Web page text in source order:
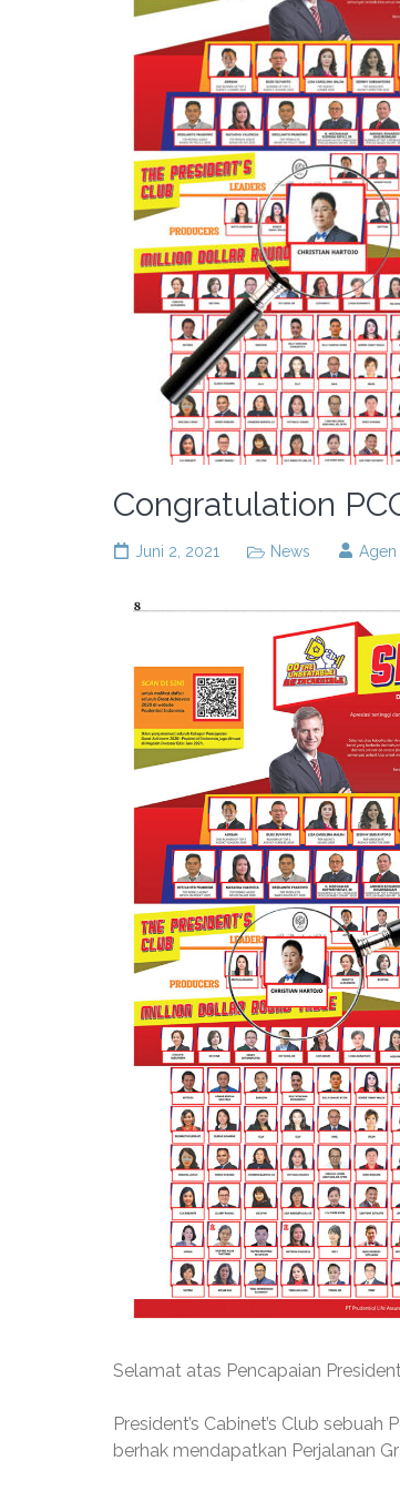
Congratulation
Juni 2, 2021 News Agen
Selamat atas Pencapaian
President’s Cabinet’s Club
berhak mendapatkan Perjalanan